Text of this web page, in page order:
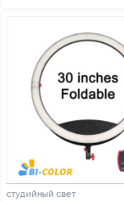
студийный свет